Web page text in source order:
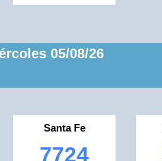
05/08/26
Santa Fe
7724